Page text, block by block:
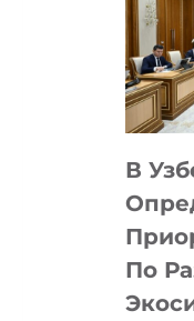
В
По